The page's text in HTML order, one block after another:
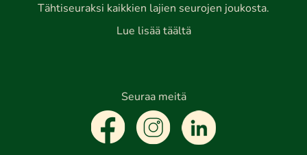
Tähtiseuraksi kaikkien lajien seurojen joukosta.
Lue lisää täältä
Seuraa meitä